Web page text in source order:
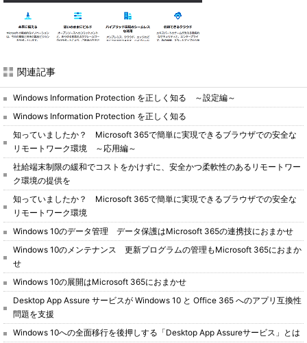
関連記事
Windows Information Protection を正しく知る ～設定編～
Windows Information Protection を正しく知る
知っていましたか？ Microsoft 365で簡単に実現できるブラウザでの安全な
リモートワーク環境 ～応用編～
社給端末制限の緩和でコストをかけずに、安全かつ柔軟性のあるリモートワー
ク環境の提供を
知っていましたか？ Microsoft 365で簡単に実現できるブラウザでの安全な
リモートワーク環境
Windows 10のデータ管理 データ保護はMicrosoft 365の連携技におまかせ
Windows 10のメンテナンス 更新プログラムの管理もMicrosoft 365におまか
せ
Windows 10の展開はMicrosoft 365におまかせ
Desktop App Assure サービスが Windows 10 と Office 365 へのアプリ互換性
問題を支援
Windows 10への全面移行を後押しする「Desktop App Assureサービス」とは